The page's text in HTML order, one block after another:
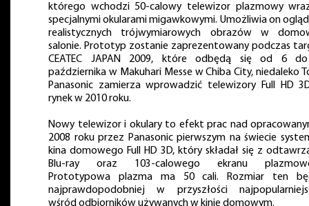
którego wchodzi 50-calowy telewizor plazmowy
specjalnymi okularami migawkowymi. Umożliwia on
realistycznych trójwymiarowych obrazów w
salonie. Prototyp zostanie zaprezentowany podczas
CEATEC JAPAN 2009, które odbędą się od 6
października w Makuhari Messe w Chiba City, niedaleko
Panasonic zamierza wprowadzić telewizory Full HD
rynek w 2010 roku.
Nowy telewizor i okulary to efekt prac nad
2008 roku przez Panasonic pierwszym na świecie
kina domowego Full HD 3D, który składał się z
Blu-ray oraz 103-calowego ekranu
Prototypowa plazma ma 50 cali. Rozmiar ten
najprawdopodobniej w przyszłości
wśród odbiorników używanych w kinie domowym.